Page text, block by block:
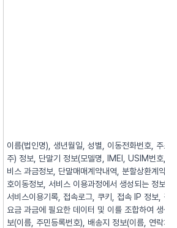
이름(법인명), 생년월일, 성별, 이동전화번호, 주
주) 정보, 단말기 정보(모델명, IMEI, USIM번호,
비스 과금정보, 단말매매계약내역, 분할상환계약
호이동정보, 서비스 이용과정에서 생성되는 정보(
서비스이용기록, 접속로그, 쿠키, 접속 IP 정보, 결
요금 과금에 필요한 데이터 및 이를 조합하여 생
보(이름, 주민등록번호), 배송지 정보(이름, 연락처,